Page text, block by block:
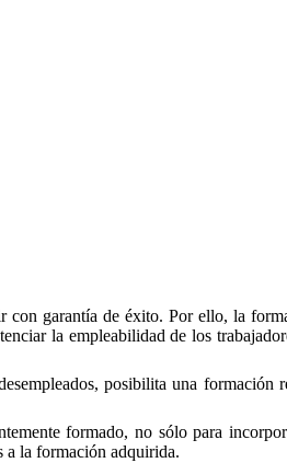
con garantía de éxito. Por ello, la
la empleabilidad de los
posibilita una formación
formado, no sólo para
a la formación adquirida.